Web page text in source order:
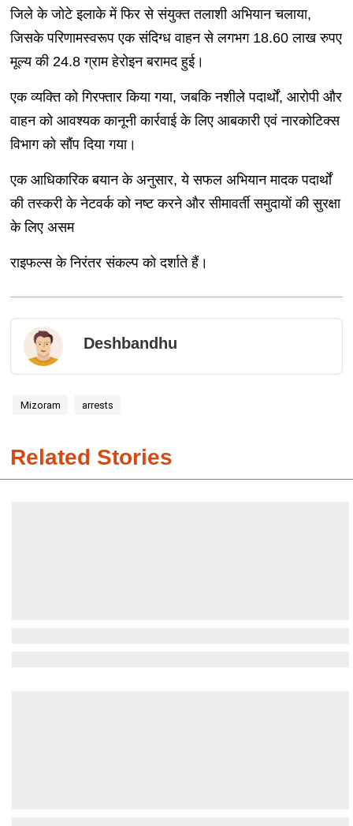
जिले के जोटे इलाके में फिर से संयुक्त तलाशी अभियान चलाया,
जिसके परिणामस्वरूप एक संदिग्ध वाहन से लगभग 18.60 लाख रुपए
मूल्य की 24.8 ग्राम हेरोइन बरामद हुई।
एक व्यक्ति को गिरफ्तार किया गया, जबकि नशीले पदार्थों, आरोपी और
वाहन को आवश्यक कानूनी कार्रवाई के लिए आबकारी एवं नारकोटिक्स
विभाग को सौंप दिया गया।
एक आधिकारिक बयान के अनुसार, ये सफल अभियान मादक पदार्थों
की तस्करी के नेटवर्क को नष्ट करने और सीमावर्ती समुदायों की सुरक्षा
के लिए असम
राइफल्स के निरंतर संकल्प को दर्शाते हैं।
Deshbandhu
Mizoram arrests
Related Stories